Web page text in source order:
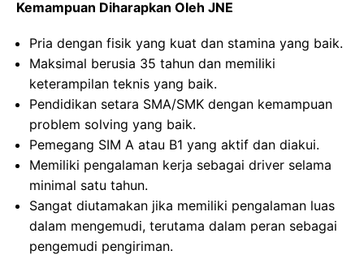
Kemampuan Diharapkan Oleh JNE
Pria dengan fisik yang kuat dan stamina yang baik.
Maksimal berusia 35 tahun dan memiliki
keterampilan teknis yang baik.
Pendidikan setara SMA/SMK dengan kemampuan
problem solving yang baik.
Pemegang SIM A atau B1 yang aktif dan diakui.
Memiliki pengalaman kerja sebagai driver selama
minimal satu tahun.
Sangat diutamakan jika memiliki pengalaman luas
dalam mengemudi, terutama dalam peran sebagai
pengemudi pengiriman.